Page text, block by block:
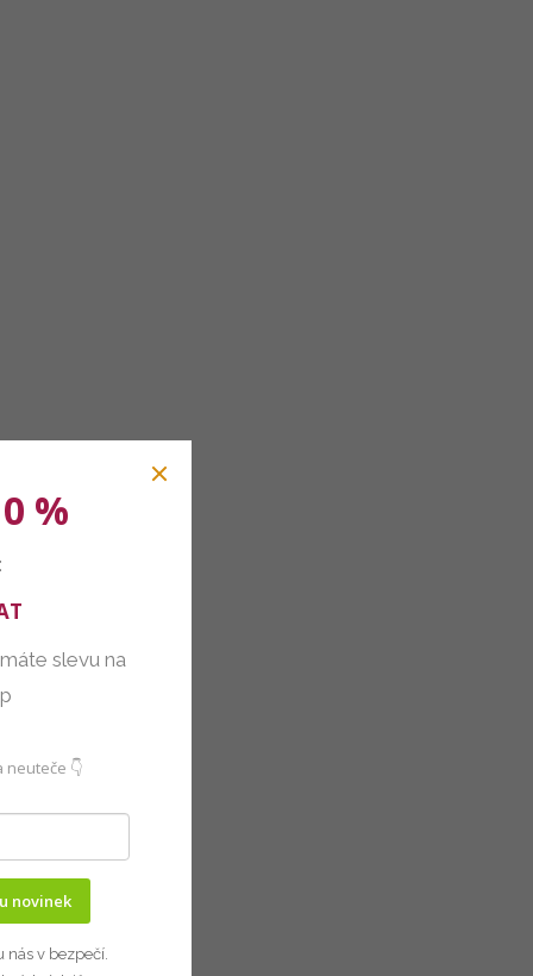
%
slevu na
👇
novinek
nás v bezpečí.